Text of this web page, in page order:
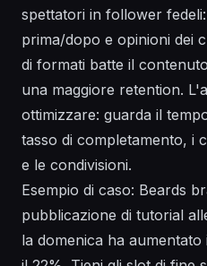
spettatori in follower
prima/dopo e opinioni dei
di formati batte il
una maggiore retention.
ottimizzare: guarda il
tasso di completamento, i
e le condivisioni.
Esempio di caso: Beards
pubblicazione di tutorial
la domenica ha